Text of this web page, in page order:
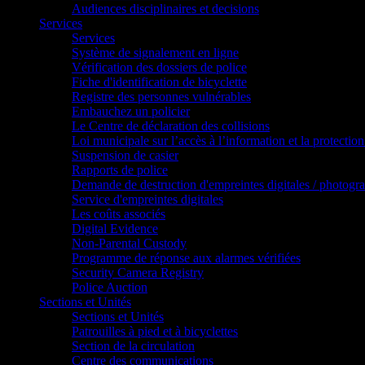
Audiences disciplinaires et decisions
Services
Services
Système de signalement en ligne
Vérification des dossiers de police
Fiche d'identification de bicyclette
Registre des personnes vulnérables
Embauchez un policier
Le Centre de déclaration des collisions
Loi municipale sur l’accès à l’information et la
Suspension de casier
Rapports de police
Demande de destruction d'empreintes digitales /
Service d'empreintes digitales
Les coûts associés
Digital Evidence
Non-Parental Custody
Programme de réponse aux alarmes vérifiées
Security Camera Registry
Police Auction
Sections et Unités
Sections et Unités
Patrouilles à pied et à bicyclettes
Section de la circulation
Centre des communications